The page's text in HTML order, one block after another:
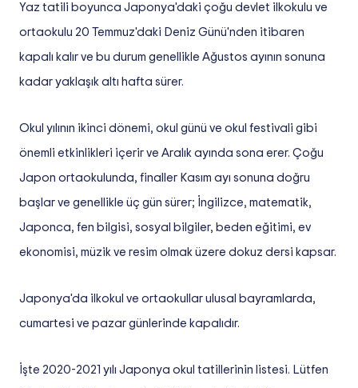
Yaz tatili boyunca Japonya'daki çoğu devlet ilkokulu ve
ortaokulu 20 Temmuz'daki Deniz Günü'nden itibaren
kapalı kalır ve bu durum genellikle Ağustos ayının sonuna
kadar yaklaşık altı hafta sürer.
Okul yılının ikinci dönemi, okul günü ve okul festivali gibi
önemli etkinlikleri içerir ve Aralık ayında sona erer. Çoğu
Japon ortaokulunda, finaller Kasım ayı sonuna doğru
başlar ve genellikle üç gün sürer; İngilizce, matematik,
Japonca, fen bilgisi, sosyal bilgiler, beden eğitimi, ev
ekonomisi, müzik ve resim olmak üzere dokuz dersi kapsar.
Japonya'da ilkokul ve ortaokullar ulusal bayramlarda,
cumartesi ve pazar günlerinde kapalıdır.
İşte 2020-2021 yılı Japonya okul tatillerinin listesi. Lütfen